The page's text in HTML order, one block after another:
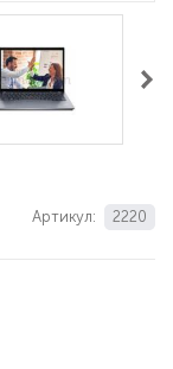
Артикул: 2220